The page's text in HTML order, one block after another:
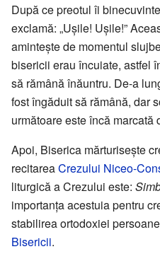
După ce preotul îi
exclamă: „Ușile! Ușile!”
amintește de momentul
bisericii erau încuiate, astfel
să rămână înăuntru. De-a
fost îngăduit să rămână, dar
următoare este încă marcată
Apoi, Biserica mărturisește
recitareaCrezului Niceo-
liturgică a Crezului este:
importanța acestuia pentru
stabilirea ortodoxiei
Bisericii.